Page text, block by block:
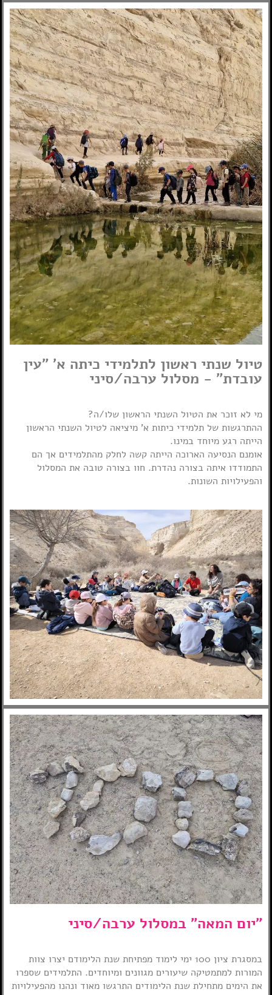
טיול שנתי ראשון לתלמידי כיתה א' "עין
עובדת" - מסלול ערבה/סיני
מי לא זוכר את הטיול השנתי הראשון שלו/ה?
ההתרגשות של תלמידי כיתות א' מיציאה לטיול השנתי הראשון
הייתה רגע מיוחד במינו.
אומנם הנסיעה הארוכה הייתה קשה לחלק מהתלמידים אך הם
התמודדו איתה בצורה נהדרת. חוו בצורה טובה את המסלול
והפעילויות השונות.
"יום המאה" במסלול ערבה/סיני
במסגרת ציון 100 ימי לימוד מפתיחת שנת הלימודם יצרו צוות
המורות למתמטיקה שיעורים מגוונים ומיוחדים. התלמידים שספרו
את הימים מתחילת שנת הלימודים התרגשו מאוד ונהנו מהפעילויות